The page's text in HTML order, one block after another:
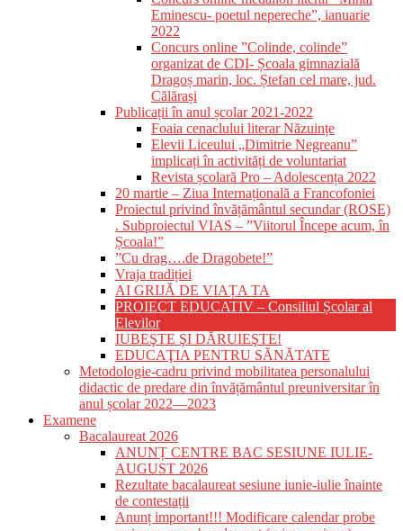
Eminescu- poetul nepereche”, ianuarie
2022
Concurs online ”Colinde, colinde”
organizat de CDI- Școala gimnazială
Dragoș marin, loc. Ștefan cel mare, jud.
Călărași
Publicații în anul școlar 2021-2022
Foaia cenaclului literar Năzuințe
Elevii Liceului „Dimitrie Negreanu”
implicați în activități de voluntariat
Revista școlară Pro – Adolescența 2022
20 martie – Ziua Internațională a Francofoniei
Proiectul privind învățământul secundar (ROSE)
. Subproiectul VIAS – ”Viitorul Începe acum, în
Școala!”
”Cu drag….de Dragobete!”
Vraja tradiției
AI GRIJĂ DE VIAȚA TA
PROIECT EDUCATIV – Consiliul Școlar al
Elevilor
IUBEŞTE ŞI DĂRUIEŞTE!
EDUCAŢIA PENTRU SĂNĂTATE
Metodologie-cadru privind mobilitatea personalului
didactic de predare din învățământul preuniversitar în
anul școlar 2022—2023
Examene
Bacalaureat 2026
ANUNȚ CENTRE BAC SESIUNE IULIE-
AUGUST 2026
Rezultate bacalaureat sesiune iunie-iulie înainte
de contestații
Anunț important!!! Modificare calendar probe